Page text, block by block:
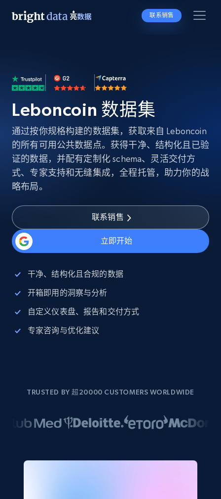
联系销售
Leboncoin 数据集
通过按你规格构建的数据集，获取来自 Leboncoin
的所有可用公共数据点。获得干净、结构化且已验
证的数据，并配有定制化 schema、灵活交付方
式、专家支持和无缝集成，全程托管，助力你的战
略布局。
联系销售
立即开始
干净、结构化且合规的数据
开箱即用的洞察与分析
自定义仪表盘、报告和交付方式
专家咨询与优化建议
TRUSTED BY 超20000 CUSTOMERS WORLDWIDE